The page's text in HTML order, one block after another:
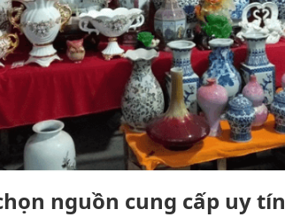
nguồn cung cấp uy tín